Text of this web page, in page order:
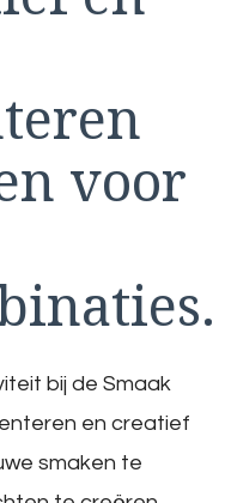
voor
bij de Smaak
en creatief
smaken te